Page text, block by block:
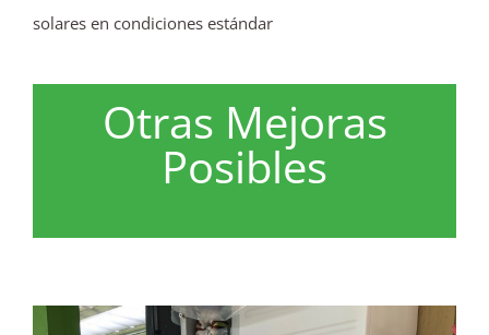
solares en condiciones estándar
Otras Mejoras
Posibles